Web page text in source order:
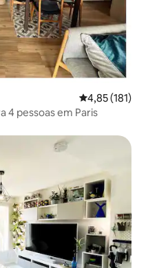
4,85 de uma
4,85 (181)
4 pessoas em Paris